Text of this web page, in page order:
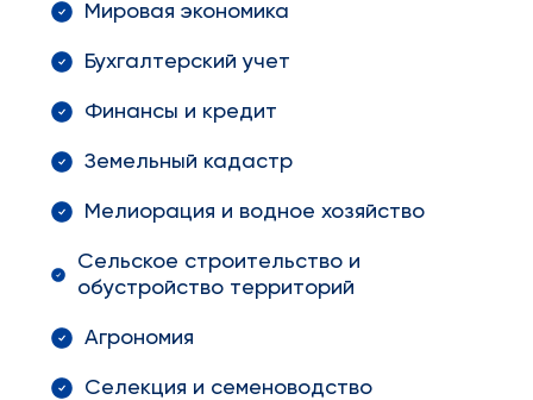
Мировая экономика
Бухгалтерский учет
Финансы и кредит
Земельный кадастр
Мелиорация и водное хозяйство
Сельское строительство и
обустройство территорий
Агрономия
Селекция и семеноводство